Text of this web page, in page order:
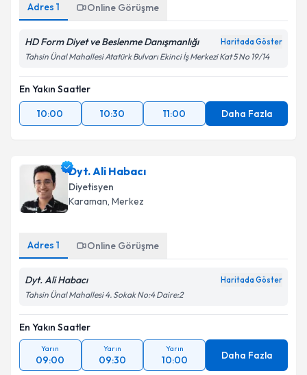
Adres 1 Online Görüşme
HD Form Diyet ve Beslenme Danışmanlığı Haritada Göster
Tahsin Ünal Mahallesi Atatürk Bulvarı Ekinci İş Merkezi Kat 5 No 19/14
En Yakın Saatler
10:00
10:30 11:00 Daha Fazla
Dyt. Ali Habacı
Diyetisyen
Karaman, Merkez
Adres 1 Online Görüşme
Dyt. Ali Habacı Haritada Göster
Tahsin Ünal Mahallesi 4. Sokak No:4 Daire:2
En Yakın Saatler
Yarın
09:00
Yarın
09:30
Yarın
10:00 Daha Fazla